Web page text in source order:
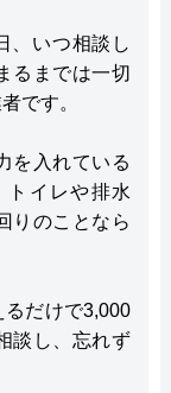
、いつ相談し
るまでは一切
です。
を入れている
トイレや排水
りのことなら
るだけで3,000
談し、忘れず